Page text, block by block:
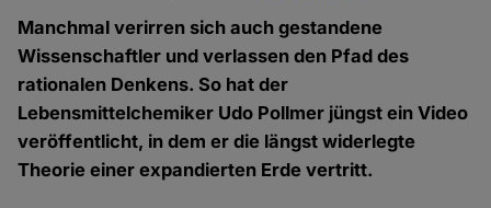
Manchmal verirren sich auch gestandene
Wissenschaftler und verlassen den Pfad des
rationalen Denkens. So hat der
Lebensmittelchemiker Udo Pollmer jüngst ein Video
veröffentlicht, in dem er die längst widerlegte
Theorie einer expandierten Erde vertritt.